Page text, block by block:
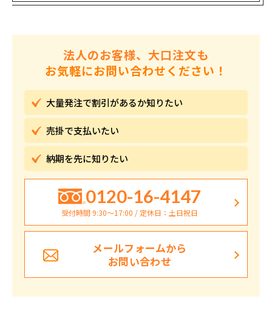
法人のお客様、大口注文も
お気軽にお問い合わせください！
大量発注で割引があるか知りたい
売掛で支払いたい
納期を先に知りたい
0120-16-4147
受付時間 9:30〜17:00 / 定休日：土日祝日
メールフォームから
お問い合わせ